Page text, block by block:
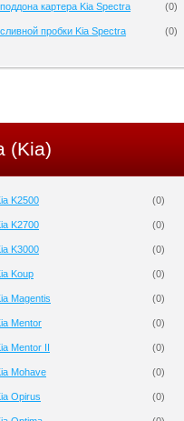
картера Kia Spectra (0)
пробки Kia Spectra (0)
(Kia)
K2500 (0)
K2700 (0)
K3000 (0)
Koup (0)
Magentis (0)
Mentor (0)
Mentor II (0)
Mohave (0)
Opirus (0)